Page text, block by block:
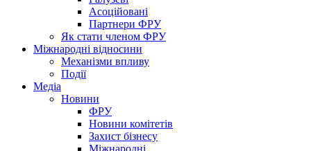
Асоційовані
Партнери ФРУ
Як стати членом ФРУ
Міжнародні відносини
Механізми впливу
Події
Медіа
Новини
ФРУ
Новини комітетів
Захист бізнесу
Міжнародні